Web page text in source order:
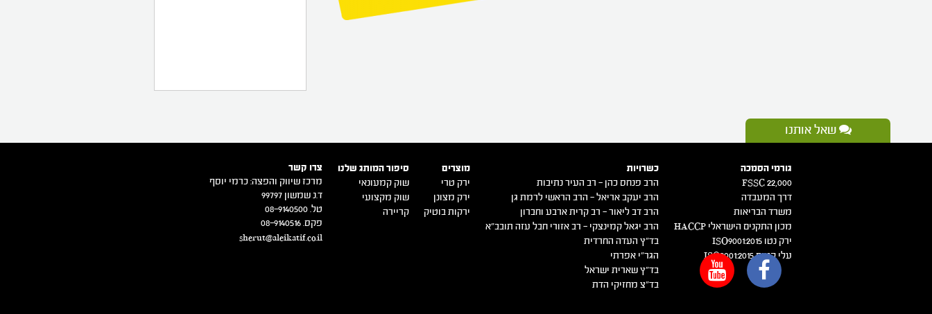
שאל אותנו
גורמי הסמכה
FSSC 22,000
דרך המעבדה
משרד הבריאות
מכון התקנים הישראלי HACCP
ירק נטו 2015:ISO9001
עלי קטיף 2015:ISO9001
כשרויות
הרב פנחס כהן – רב העיר נתיבות
הרב יעקב אריאל – הרב הראשי לרמת גן
הרב דב ליאור – רב קרית ארבע וחברון
הרב יגאל קמינצקי – רב אזורי חבל עזה תובב"א
בד"ץ העדה החרדית
הגר"י אפרתי
בד"ץ שארית ישראל
בד"צ מחזיקי הדת
מוצרים
ירק טרי
ירק מצונן
ירקות בוטיק
סיפור המותג שלנו
שוק קמעונאי
שוק מקצועי
קריירה
צרו קשר
מרכז שיווק והפצה: כרמי יוסף
ד.נ שמשון 99797
טל. 08-9140500
פקס. 08-9140516
sherut@aleikatif.co.il